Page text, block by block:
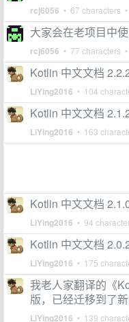
rcj6056 • 67 characters
大家会在老项目中
rcj6056 • 77 characters
Kotlin 中文文档
LiYing2016 • 104
Kotlin 中文文档
LiYing2016 • 163
Kotlin 中文文档
LiYing2016 • 94
Kotlin 中文文档
LiYing2016 • 175
我老人家翻译的《
版，已经迁移到了
LiYing2016 • 139